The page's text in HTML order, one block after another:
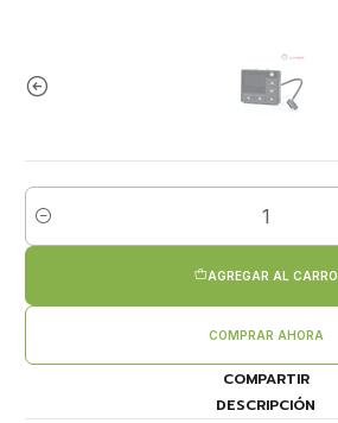
Cantidad
AGREGAR AL CARRO
COMPRAR AHORA
COMPARTIR
DESCRIPCIÓN